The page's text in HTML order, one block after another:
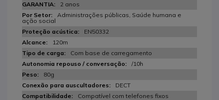
2 anos
Administrações públicas, Saúde humana e
ação social
EN50332
120m
Com base de carregamento
/10h
80g
DECT
Compatível com telefones fixos